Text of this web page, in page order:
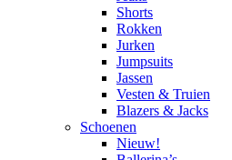
Shorts
Rokken
Jurken
Jumpsuits
Jassen
Vesten & Truien
Blazers & Jacks
Schoenen
Nieuw!